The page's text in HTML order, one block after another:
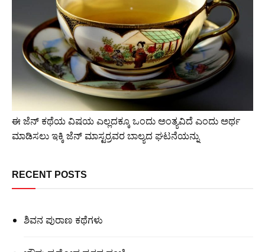
ಈ ಜೆನ್ ಕಥೆಯ ವಿಷಯ ಎಲ್ಲದಕ್ಕೂ ಒಂದು ಅಂತ್ಯವಿದೆ ಎಂದು ಅರ್ಥ
ಮಾಡಿಸಲು ಇಕ್ಕಿ ಜೆನ್ ಮಾಸ್ಟರ್ರವರ ಬಾಲ್ಯದ ಘಟನೆಯನ್ನು
RECENT POSTS
ಶಿವನ ಪುರಾಣ ಕಥೆಗಳು